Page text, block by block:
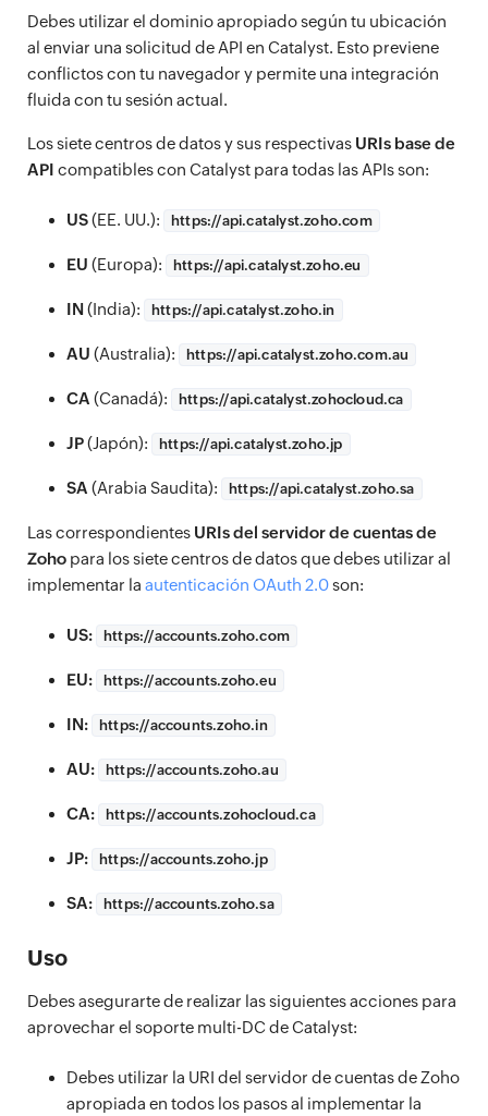
Debes utilizar el dominio apropiado según tu ubicación
al enviar una solicitud de API en Catalyst. Esto previene
conflictos con tu navegador y permite una integración
fluida con tu sesión actual.
Los siete centros de datos y sus respectivas URIs base de
API compatibles con Catalyst para todas las APIs son:
US(EE. UU.): https://api.catalyst.zoho.com
EU (Europa): https://api.catalyst.zoho.eu
IN(India): https://api.catalyst.zoho.in
AU (Australia): https://api.catalyst.zoho.com.au
CA (Canadá): https://api.catalyst.zohocloud.ca
JP(Japón): https://api.catalyst.zoho.jp
SA (Arabia Saudita): https://api.catalyst.zoho.sa
Las correspondientes URIs del servidor de cuentas de
Zoho para los siete centros de datos que debes utilizar al
implementar la autenticación OAuth 2.0son:
US: https://accounts.zoho.com
EU: https://accounts.zoho.eu
IN: https://accounts.zoho.in
AU: https://accounts.zoho.au
CA: https://accounts.zohocloud.ca
JP: https://accounts.zoho.jp
SA: https://accounts.zoho.sa
Uso
Debes asegurarte de realizar las siguientes acciones para
aprovechar el soporte multi-DC de Catalyst:
Debes utilizar la URI del servidor de cuentas de Zoho
apropiada en todos los pasos al implementar la